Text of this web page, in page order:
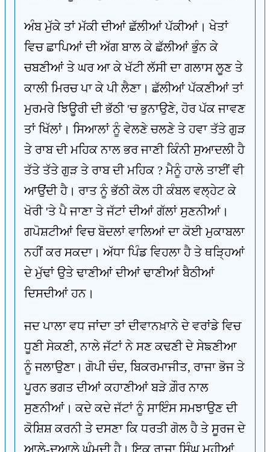
ਅੰਬ ਮੁੱਕੇ ਤਾਂ ਮੱਕੀ ਦੀਆਂ ਛੱਲੀਆਂ ਪੱਕੀਆਂ। ਖੇਤਾਂ
ਵਿਚ ਛਾਪਿਆਂ ਦੀ ਅੱਗ ਬਾਲ ਕੇ ਛੱਲੀਆਂ ਭੁੰਨ ਕੇ
ਚਬਣੀਆਂ ਤੇ ਘਰ ਆ ਕੇ ਖੱਟੀ ਲੱਸੀ ਦਾ ਗਲਾਸ ਲੂਣ ਤੇ
ਕਾਲੀ ਮਿਰਚ ਪਾ ਕੇ ਪੀ ਲੈਣਾ। ਛੱਲੀਆਂ ਪੱਕਣੀਆਂ ਤਾਂ
ਮੁਰਮਰੇ ਝਿਊਰੀ ਦੀ ਭੱਠੀ 'ਚ ਭੁਨਾਉਣੇ, ਹੋਰ ਪੱਕ ਜਾਵਣ
ਤਾਂ ਖਿੱਲਾਂ। ਸਿਆਲਾਂ ਨੂੰ ਵੇਲਣੇ ਚਲਣੇ ਤੇ ਹਵਾ ਤੱਤੇ ਗੁੜ
ਤੇ ਰਾਬ ਦੀ ਮਹਿਕ ਨਾਲ ਭਰ ਜਾਣੀ ਕਿੰਨੀ ਸੁਆਦਲੀ ਹੈ
ਤੱਤੇ ਤੱਤੇ ਗੁੜ ਤੇ ਰਾਬ ਦੀ ਮਹਿਕ ? ਮੈਨੂੰ ਹਾਲੇ ਤਾਈਂ ਵੀ
ਆਉਂਦੀ ਹੈ। ਰਾਤ ਨੂੰ ਭੱਠੀ ਕੋਲ ਹੀ ਕੰਬਲ ਵਲ੍ਹੇਟ ਕੇ
ਖੋਰੀ 'ਤੇ ਪੈ ਜਾਣਾ ਤੇ ਜੱਟਾਂ ਦੀਆਂ ਗੱਲਾਂ ਸੁਣਨੀਆਂ।
ਗਪੋਸ਼ਟੀਆਂ ਵਿਚ ਬੋਦਲਾਂ ਵਾਲਿਆਂ ਦਾ ਕੋਈ ਮੁਕਾਬਲਾ
ਨਹੀਂ ਕਰ ਸਕਦਾ। ਅੱਧਾ ਪਿੰਡ ਵਿਹਲਾ ਹੈ ਤੇ ਥੜ੍ਹਿਆਂ
ਦੇ ਮੁੱਢਾਂ ਉਤੇ ਢਾਣੀਆਂ ਦੀਆਂ ਢਾਣੀਆਂ ਬੈਠੀਆਂ
ਦਿਸਦੀਆਂ ਹਨ।
ਜਦ ਪਾਲਾ ਵਧ ਜਾਂਦਾ ਤਾਂ ਦੀਵਾਨਖ਼ਾਨੇ ਦੇ ਵਰਾਂਡੇ ਵਿਚ
ਧੂਣੀ ਸੇਕਣੀ, ਨਾਲੇ ਜੱਟਾਂ ਨੇ ਸਣ ਕਢਣੀ ਦੇ ਸੇਙਣੀਆ
ਨੂੰ ਜਲਾਉਣਾ। ਗੋਪੀ ਚੰਦ, ਬਿਕਰਮਾਜੀਤ, ਰਾਜਾ ਭੋਜ ਤੇ
ਪੂਰਨ ਭਗਤ ਦੀਆਂ ਕਹਾਣੀਆਂ ਬੜੇ ਗ਼ੌਰ ਨਾਲ
ਸੁਣਨੀਆਂ। ਕਦੇ ਕਦੇ ਜੱਟਾਂ ਨੂੰ ਸਾਇੰਸ ਸਮਝਾਉਣ ਦੀ
ਕੋਸ਼ਿਸ਼ ਕਰਨੀ ਤੇ ਦਸਣਾ ਕਿ ਧਰਤੀ ਗੋਲ ਹੈ ਤੇ ਸੂਰਜ ਦੇ
ਆਲੇ-ਦੁਆਲੇ ਘੁੰਮਦੀ ਹੈ। ਇਕ ਰਾਜਾ ਸਿੰਘ ਮਹੀਆਂ